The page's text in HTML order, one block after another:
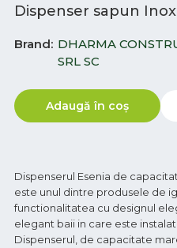
Dispenser sapun Inox
Brand DHARMA
SRL SC
Adaugă în coș
Dispenserul Esenia de
este unul dintre produsele de
functionalitatea cu designul
elegant baii in care este instalat.
Dispenserul, de capacitate